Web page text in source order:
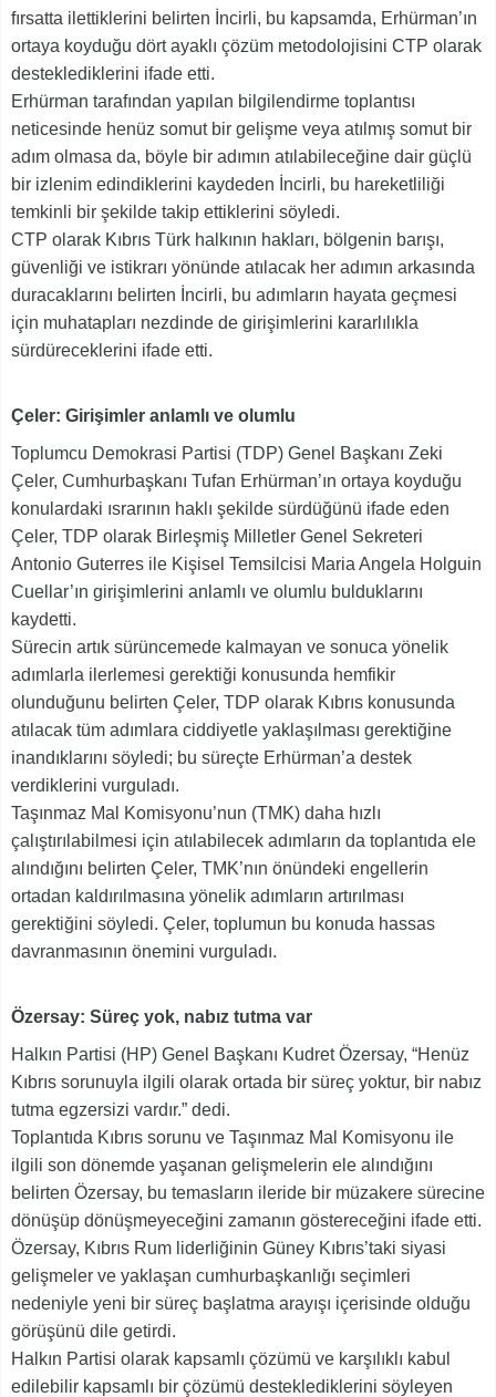
fırsatta ilettiklerini belirten İncirli, bu kapsamda, Erhürman’ın
ortaya koyduğu dört ayaklı çözüm metodolojisini CTP olarak
desteklediklerini ifade etti.
Erhürman tarafından yapılan bilgilendirme toplantısı
neticesinde henüz somut bir gelişme veya atılmış somut bir
adım olmasa da, böyle bir adımın atılabileceğine dair güçlü
bir izlenim edindiklerini kaydeden İncirli, bu hareketliliği
temkinli bir şekilde takip ettiklerini söyledi.
CTP olarak Kıbrıs Türk halkının hakları, bölgenin barışı,
güvenliği ve istikrarı yönünde atılacak her adımın arkasında
duracaklarını belirten İncirli, bu adımların hayata geçmesi
için muhatapları nezdinde de girişimlerini kararlılıkla
sürdüreceklerini ifade etti.
Çeler: Girişimler anlamlı ve olumlu
Toplumcu Demokrasi Partisi (TDP) Genel Başkanı Zeki
Çeler, Cumhurbaşkanı Tufan Erhürman’ın ortaya koyduğu
konulardaki ısrarının haklı şekilde sürdüğünü ifade eden
Çeler, TDP olarak Birleşmiş Milletler Genel Sekreteri
Antonio Guterres ile Kişisel Temsilcisi Maria Angela Holguin
Cuellar’ın girişimlerini anlamlı ve olumlu bulduklarını
kaydetti.
Sürecin artık sürüncemede kalmayan ve sonuca yönelik
adımlarla ilerlemesi gerektiği konusunda hemfikir
olunduğunu belirten Çeler, TDP olarak Kıbrıs konusunda
atılacak tüm adımlara ciddiyetle yaklaşılması gerektiğine
inandıklarını söyledi; bu süreçte Erhürman’a destek
verdiklerini vurguladı.
Taşınmaz Mal Komisyonu’nun (TMK) daha hızlı
çalıştırılabilmesi için atılabilecek adımların da toplantıda ele
alındığını belirten Çeler, TMK’nın önündeki engellerin
ortadan kaldırılmasına yönelik adımların artırılması
gerektiğini söyledi. Çeler, toplumun bu konuda hassas
davranmasının önemini vurguladı.
Özersay: Süreç yok, nabız tutma var
Halkın Partisi (HP) Genel Başkanı Kudret Özersay, “Henüz
Kıbrıs sorunuyla ilgili olarak ortada bir süreç yoktur, bir nabız
tutma egzersizi vardır.” dedi.
Toplantıda Kıbrıs sorunu ve Taşınmaz Mal Komisyonu ile
ilgili son dönemde yaşanan gelişmelerin ele alındığını
belirten Özersay, bu temasların ileride bir müzakere sürecine
dönüşüp dönüşmeyeceğini zamanın göstereceğini ifade etti.
Özersay, Kıbrıs Rum liderliğinin Güney Kıbrıs’taki siyasi
gelişmeler ve yaklaşan cumhurbaşkanlığı seçimleri
nedeniyle yeni bir süreç başlatma arayışı içerisinde olduğu
görüşünü dile getirdi.
Halkın Partisi olarak kapsamlı çözümü ve karşılıklı kabul
edilebilir kapsamlı bir çözümü desteklediklerini söyleyen